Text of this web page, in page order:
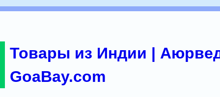
Товары из Индии |
GoaBay.com